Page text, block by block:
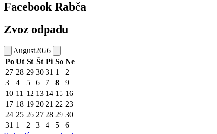
Facebook Rabča
Zvoz odpadu
August2026
Po Ut St Št Pi So Ne
27 28 29 30 31 1
2
3
4 5 6 7 8
9
10 11 12 13 14 15 16
17 18 19 20 21 22 23
24 25 26 27 28 29 30
31 1 2 3 4 5
6